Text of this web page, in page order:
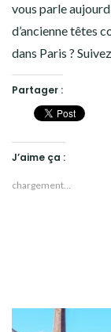
vous parle
d’ancienne têtes
dans Paris ?
Partager :
J’aime ça :
chargement…